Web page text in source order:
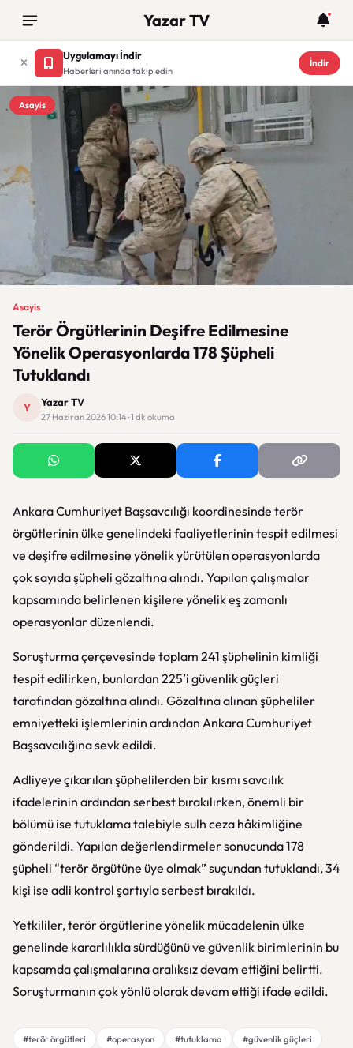
Yazar TV
Uygulamayı İndir
Haberleri anında takip edin
İndir
Asayis
Asayis
Terör Örgütlerinin Deşifre Edilmesine
Yönelik Operasyonlarda 178 Şüpheli
Tutuklandı
Y Yazar TV
27 Haziran 2026 10:14 · 1 dk okuma
Ankara Cumhuriyet Başsavcılığı koordinesinde terör
örgütlerinin ülke genelindeki faaliyetlerinin tespit edilmesi
ve deşifre edilmesine yönelik yürütülen operasyonlarda
çok sayıda şüpheli gözaltına alındı. Yapılan çalışmalar
kapsamında belirlenen kişilere yönelik eş zamanlı
operasyonlar düzenlendi.
Soruşturma çerçevesinde toplam 241 şüphelinin kimliği
tespit edilirken, bunlardan 225’i güvenlik güçleri
tarafından gözaltına alındı. Gözaltına alınan şüpheliler
emniyetteki işlemlerinin ardından Ankara Cumhuriyet
Başsavcılığına sevk edildi.
Adliyeye çıkarılan şüphelilerden bir kısmı savcılık
ifadelerinin ardından serbest bırakılırken, önemli bir
bölümü ise tutuklama talebiyle sulh ceza hâkimliğine
gönderildi. Yapılan değerlendirmeler sonucunda 178
şüpheli “terör örgütüne üye olmak” suçundan tutuklandı, 34
kişi ise adli kontrol şartıyla serbest bırakıldı.
Yetkililer, terör örgütlerine yönelik mücadelenin ülke
genelinde kararlılıkla sürdüğünü ve güvenlik birimlerinin bu
kapsamda çalışmalarına aralıksız devam ettiğini belirtti.
Soruşturmanın çok yönlü olarak devam ettiği ifade edildi.
#terör örgütleri #operasyon #tutuklama
#güvenlik güçleri